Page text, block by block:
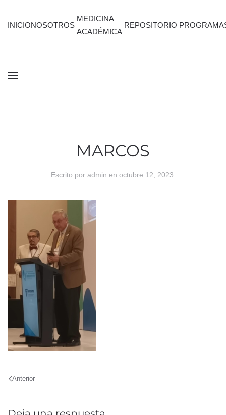
INICIONOSOTROS
MEDICINA
ACADÉMICA
REPOSITORIO
MARCOS
Escrito por admin en octubre 12, 2023
Anterior